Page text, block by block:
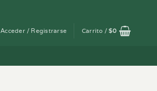
Acceder / Registrarse Carrito /$0